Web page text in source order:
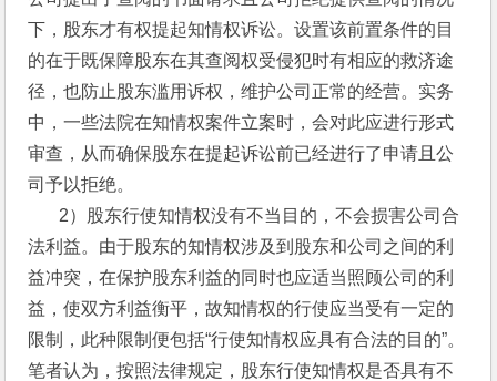
下，股东才有权提起知情权诉讼。设置该前置条件的目
的在于既保障股东在其查阅权受侵犯时有相应的救济途
径，也防止股东滥用诉权，维护公司正常的经营。实务
中，一些法院在知情权案件立案时，会对此应进行形式
审查，从而确保股东在提起诉讼前已经进行了申请且公
司予以拒绝。
2）股东行使知情权没有不当目的，不会损害公司合
法利益。由于股东的知情权涉及到股东和公司之间的利
益冲突，在保护股东利益的同时也应适当照顾公司的利
益，使双方利益衡平，故知情权的行使应当受有一定的
限制，此种限制便包括“行使知情权应具有合法的目的”。
笔者认为，按照法律规定，股东行使知情权是否具有不